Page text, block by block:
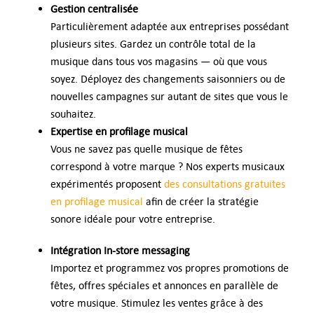
Gestion centralisée
Particulièrement adaptée aux entreprises possédant
plusieurs sites. Gardez un contrôle total de la
musique dans tous vos magasins — où que vous
soyez. Déployez des changements saisonniers ou de
nouvelles campagnes sur autant de sites que vous le
souhaitez.
Expertise en profilage musical
Vous ne savez pas quelle musique de fêtes
correspond à votre marque ? Nos experts musicaux
expérimentés proposent des consultations gratuites
en profilage musical afin de créer la stratégie
sonore idéale pour votre entreprise.
Intégration In-store messaging
Importez et programmez vos propres promotions de
fêtes, offres spéciales et annonces en parallèle de
votre musique. Stimulez les ventes grâce à des